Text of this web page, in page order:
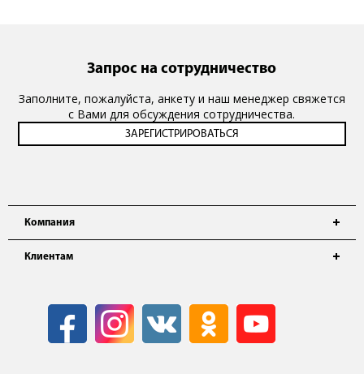
Компания
Клиентам
Запрос на сотрудничество
Заполните, пожалуйста, анкету и наш менеджер свяжется
с Вами для обсуждения сотрудничества.